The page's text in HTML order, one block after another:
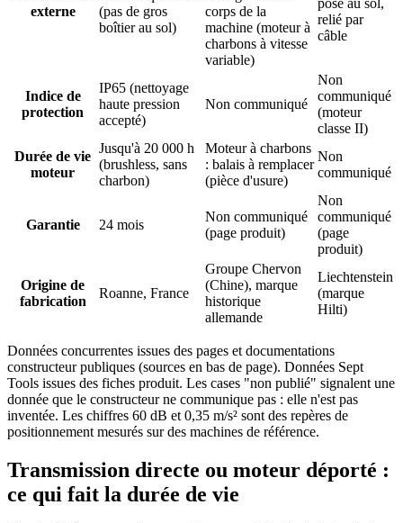
externe
(pas de gros
boîtier au sol)
corps de la
machine (moteur à
charbons à vitesse
variable)
relié par
câble
Indice de
protection
IP65 (nettoyage
haute pression
accepté)
Non communiqué
Non
communiqué
(moteur
classe II)
Durée de vie
moteur
Jusqu'à 20 000 h
(brushless, sans
charbon)
Moteur à charbons
: balais à remplacer
(pièce d'usure)
Non
communiqué
Garantie 24 mois
Non communiqué
(page produit)
Non
communiqué
(page
produit)
Origine de
fabrication
Roanne, France
Groupe Chervon
(Chine), marque
historique
allemande
Liechtenstein
(marque
Hilti)
Données concurrentes issues des pages et documentations
constructeur publiques (sources en bas de page). Données Sept
Tools issues des fiches produit. Les cases "non publié" signalent une
donnée que le constructeur ne communique pas : elle n'est pas
inventée. Les chiffres 60 dB et 0,35 m/s² sont des repères de
positionnement mesurés sur des machines de référence.
Transmission directe ou moteur déporté :
ce qui fait la durée de vie